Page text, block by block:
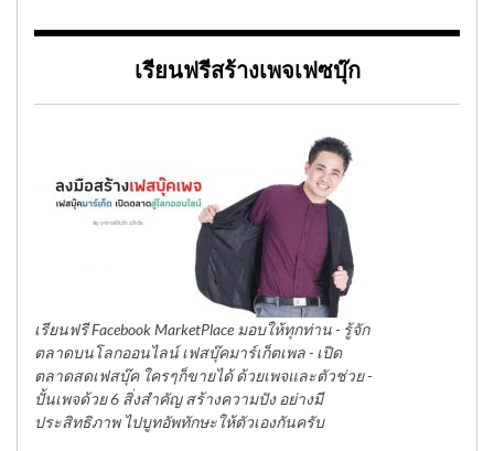
เรียนฟรีสร้างเพจเฟซบุ๊ก
เรียนฟรี Facebook MarketPlace มอบให้ทุกท่าน - รู้จัก
ตลาดบนโลกออนไลน์ เฟสบุ๊คมาร์เก็ตเพล - เปิด
ตลาดสดเฟสบุ๊ค ใครๆก็ขายได้ ด้วยเพจและตัวช่วย -
ปั้นเพจด้วย 6 สิ่งสำคัญ สร้างความปัง อย่างมี
ประสิทธิภาพ ไปบูทอัพทักษะให้ตัวเองกันครับ